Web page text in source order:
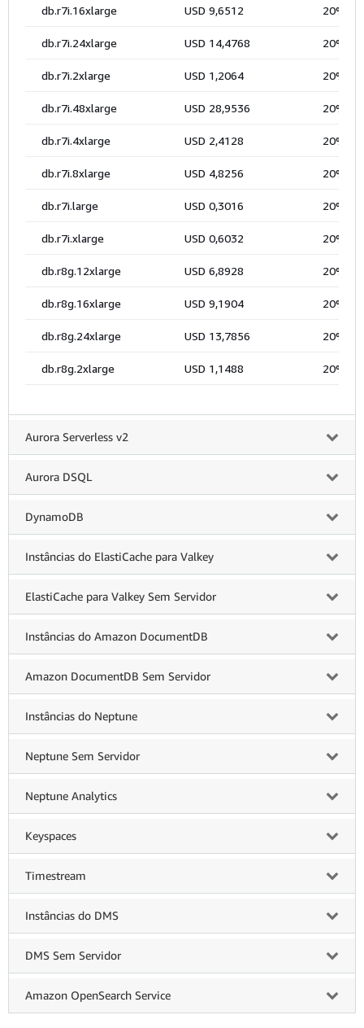
Aurora Serverless v2
Aurora DSQL
DynamoDB
Instâncias do ElastiCache para Valkey
ElastiCache para Valkey Sem Servidor
Instâncias do Amazon DocumentDB
Amazon DocumentDB Sem Servidor
Instâncias do Neptune
Neptune Sem Servidor
Neptune Analytics
Keyspaces
Timestream
Instâncias do DMS
DMS Sem Servidor
Amazon OpenSearch Service